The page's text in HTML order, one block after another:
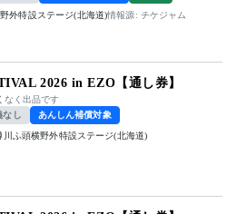
外特設ステージ(北海道)情報源: チケジャム
2026 in EZO【通し券】
なく出品です
なし あんしん補償対象
川ふ頭横野外特設ステージ(北海道)